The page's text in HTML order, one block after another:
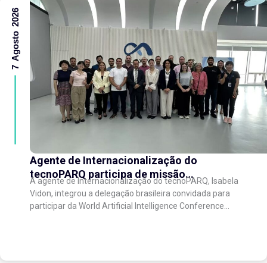
Agente de Internacionalização do
tecnoPARQ participa de missão
internacional na China e fortalece conexões
com o ecossistema de inovação
A agente de Internacionalização do tecnoPARQ, Isabela
Vidon, integrou a delegação brasileira convidada para
participar da World Artificial Intelligence Conference
7 Agosto 2026